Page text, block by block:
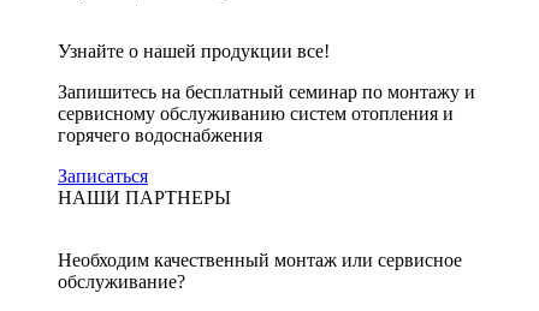
Узнайте о нашей продукции все!
Запишитесь на бесплатный семинар по монтажу и
сервисному обслуживанию систем отопления и
горячего водоснабжения
Записаться
НАШИ ПАРТНЕРЫ
Необходим качественный монтаж или сервисное
обслуживание?